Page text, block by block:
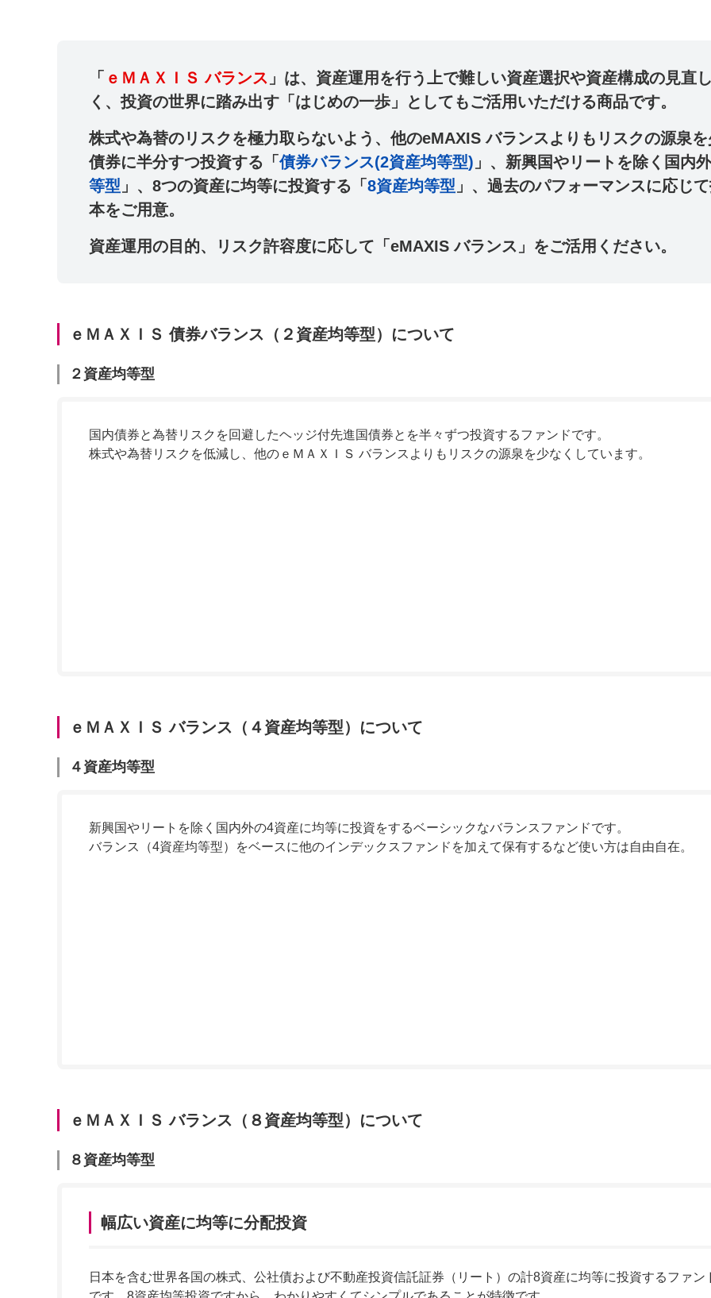
「 ｅＭＡＸＩＳ バランス 」は、資産運用を行う上で難しい資産選択や資産構成の見直
く、投資の世界に踏み出す「 はじめの一歩 」としてもご活用いただける商品です。
株式や為替のリスクを極力取らないよう、他のeMAXIS バランスよりもリスクの源泉
債券に半分すつ投資する「 債券バランス(2資産均等型) 」、新興国やリートを除く国内
等型 」、8つの資産に均等に投資する「 8資産均等型 」、過去のパフォーマンスに応じ
本をご用意。
資産運用の目的、リスク許容度に応して「eMAXIS バランス」をご活用ください。
ｅＭＡＸＩＳ 債券バランス（２資産均等型）について
２資産均等型
国内債券と為替リスクを回避したヘッジ付先進国債券とを半々ずつ投資するファンドです。
株式や為替リスクを低減し、他のｅＭＡＸＩＳ バランスよりもリスクの源泉を少なくしています。
ｅＭＡＸＩＳ バランス（４資産均等型）について
４資産均等型
新興国やリートを除く国内外の4資産に均等に投資をするベーシックなバランスファンドです。
バランス（4資産均等型）をベースに他のインデックスファンドを加えて保有するなど使い方は自由自在。
ｅＭＡＸＩＳ バランス（８資産均等型）について
８資産均等型
幅広い資産に均等に分配投資
日本を含む世界各国の株式、公社債および不動産投資信託証券（リート）の計8資産に均等に投資するファン